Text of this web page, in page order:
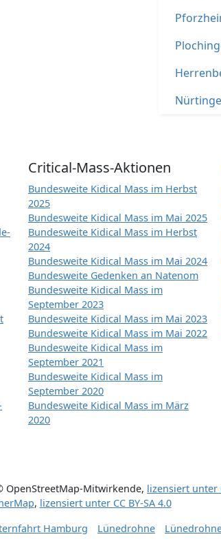
Critical-Mass-Aktionen
Bundesweite Kidical Mass im Herbst
2025
Bundesweite Kidical Mass im Mai 2025
Bundesweite Kidical Mass im Herbst
2024
Bundesweite Kidical Mass im Mai 2024
Bundesweite Gedenken an Natenom
Bundesweite Kidical Mass im
September 2023
Bundesweite Kidical Mass im Mai 2023
Bundesweite Kidical Mass im Mai 2022
Bundesweite Kidical Mass im
September 2021
Bundesweite Kidical Mass im
September 2020
Bundesweite Kidical Mass im März
2020
OpenStreetMap-Mitwirkende, lizensiert unter
, lizensiert unter CC BY-SA 4.0
Hamburg Lünedrohne